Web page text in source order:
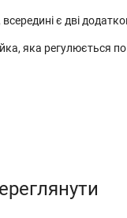
є дві
яка регулюється